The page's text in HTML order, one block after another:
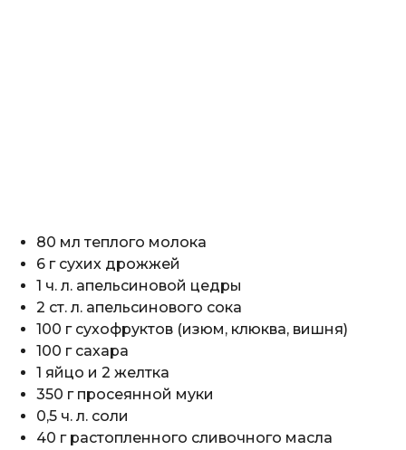
80 мл теплого молока
6 г сухих дрожжей
1 ч. л. апельсиновой цедры
2 ст. л. апельсинового сока
100 г сухофруктов (изюм, клюква, вишня)
100 г сахара
1 яйцо и 2 желтка
350 г просеянной муки
0,5 ч. л. соли
40 г растопленного сливочного масла